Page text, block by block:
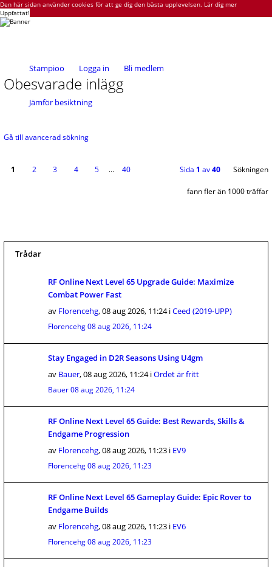
Den här sidan använder cookies för att ge dig den bästa upplevelsen. Lär dig mer
Uppfattat!
Stampioo Logga in Bli medlem
Jämför besiktning
Obesvarade inlägg
Gå till avancerad sökning
1 2 3 4 5 … 40 Sida 1 av40 Sökningen
fann fler än 1000 träffar
Trådar
RF Online Next Level 65 Upgrade Guide: Maximize
Combat Power Fast
av Florencehg,08 aug 2026, 11:24iCeed (2019-UPP)
Florencehg08 aug 2026, 11:24
Stay Engaged in D2R Seasons Using U4gm
av Bauer,08 aug 2026, 11:24iOrdet är fritt
Bauer08 aug 2026, 11:24
RF Online Next Level 65 Guide: Best Rewards, Skills &
Endgame Progression
av Florencehg,08 aug 2026, 11:23 i EV9
Florencehg08 aug 2026, 11:23
RF Online Next Level 65 Gameplay Guide: Epic Rover to
Endgame Builds
av Florencehg,08 aug 2026, 11:23 i EV6
Florencehg08 aug 2026, 11:23